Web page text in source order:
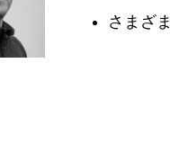
さまざ